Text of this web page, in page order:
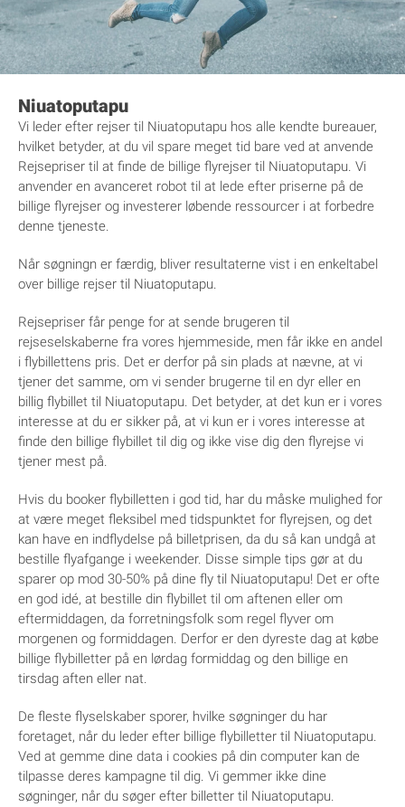
Niuatoputapu
Vi leder efter rejser til Niuatoputapu hos alle kendte bureauer,
hvilket betyder, at du vil spare meget tid bare ved at anvende
Rejsepriser til at finde de billige flyrejser til Niuatoputapu. Vi
anvender en avanceret robot til at lede efter priserne på de
billige flyrejser og investerer løbende ressourcer i at forbedre
denne tjeneste.
Når søgningn er færdig, bliver resultaterne vist i en enkeltabel
over billige rejser til Niuatoputapu.
Rejsepriser får penge for at sende brugeren til
rejseselskaberne fra vores hjemmeside, men får ikke en andel
i flybillettens pris. Det er derfor på sin plads at nævne, at vi
tjener det samme, om vi sender brugerne til en dyr eller en
billig flybillet til Niuatoputapu. Det betyder, at det kun er i vores
interesse at du er sikker på, at vi kun er i vores interesse at
finde den billige flybillet til dig og ikke vise dig den flyrejse vi
tjener mest på.
Hvis du booker flybilletten i god tid, har du måske mulighed for
at være meget fleksibel med tidspunktet for flyrejsen, og det
kan have en indflydelse på billetprisen, da du så kan undgå at
bestille flyafgange i weekender. Disse simple tips gør at du
sparer op mod 30-50% på dine fly til Niuatoputapu! Det er ofte
en god idé, at bestille din flybillet til om aftenen eller om
eftermiddagen, da forretningsfolk som regel flyver om
morgenen og formiddagen. Derfor er den dyreste dag at købe
billige flybilletter på en lørdag formiddag og den billige en
tirsdag aften eller nat.
De fleste flyselskaber sporer, hvilke søgninger du har
foretaget, når du leder efter billige flybilletter til Niuatoputapu.
Ved at gemme dine data i cookies på din computer kan de
tilpasse deres kampagne til dig. Vi gemmer ikke dine
søgninger, når du søger efter billetter til Niuatoputapu.